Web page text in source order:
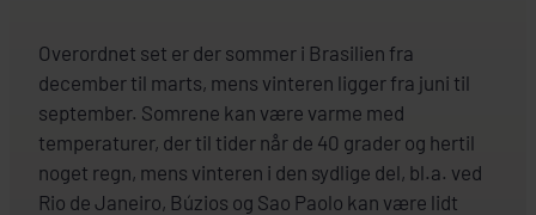
Overordnet set er der sommer i Brasilien fra
december til marts, mens vinteren ligger fra juni til
september. Somrene kan være varme med
temperaturer, der til tider når de 40 grader og hertil
noget regn, mens vinteren i den sydlige del, bl.a. ved
Rio de Janeiro, Búzios og Sao Paolo kan være lidt